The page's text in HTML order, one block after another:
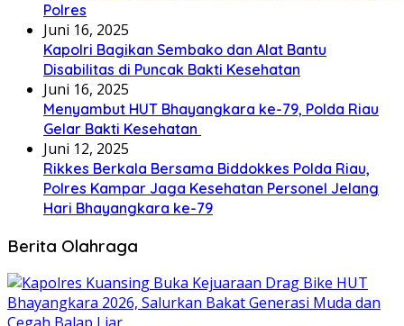
Polres
Juni 16, 2025
Kapolri Bagikan Sembako dan Alat Bantu
Disabilitas di Puncak Bakti Kesehatan
Juni 16, 2025
Menyambut HUT Bhayangkara ke-79, Polda Riau
Gelar Bakti Kesehatan
Juni 12, 2025
Rikkes Berkala Bersama Biddokkes Polda Riau,
Polres Kampar Jaga Kesehatan Personel Jelang
Hari Bhayangkara ke-79
Berita Olahraga